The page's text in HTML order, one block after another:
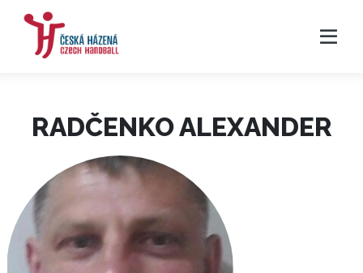
RADČENKO ALEXANDER